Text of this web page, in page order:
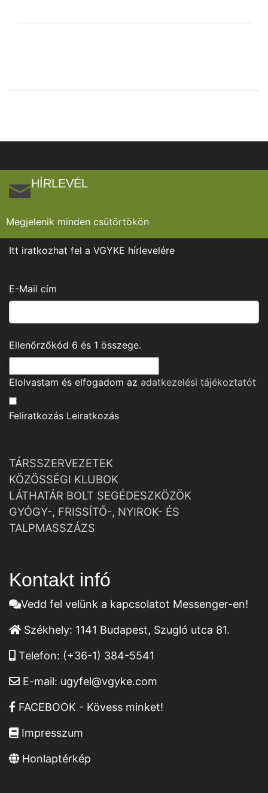
HÍRLEVÉL
Megjelenik minden csütörtökön
Itt iratkozhat fel a VGYKE hírlevelére
E-Mail cím
Ellenőrzőkód 6 és 1 összege.
Elolvastam és elfogadom az adatkezelési tájékoztatót
Feliratkozás Leiratkozás
TÁRSSZERVEZETEK
KÖZÖSSÉGI KLUBOK
LÁTHATÁR BOLT SEGÉDESZKÖZÖK
GYÓGY-, FRISSÍTŐ-, NYIROK- ÉS
TALPMASSZÁZS
Kontakt infó
Vedd fel velünk a kapcsolatot Messenger-en!
Székhely: 1141 Budapest, Szugló utca 81.
Telefon: (+36-1) 384-5541
E-mail: ugyfel@vgyke.com
FACEBOOK - Kövess minket!
Impresszum
Honlaptérkép